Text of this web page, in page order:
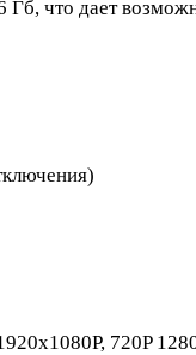
что дает
720P